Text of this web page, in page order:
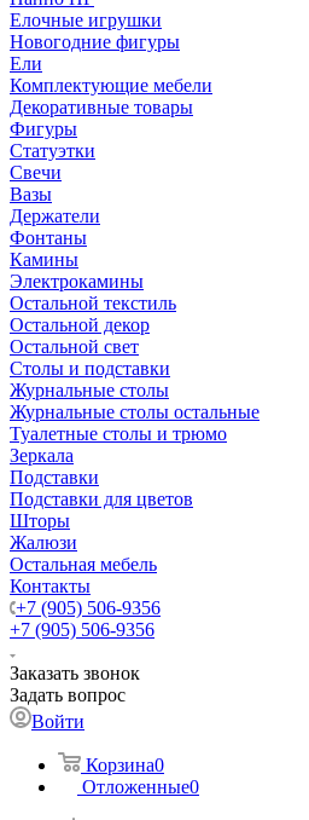
Елочные игрушки
Новогодние фигуры
Ели
Комплектующие мебели
Декоративные товары
Фигуры
Статуэтки
Свечи
Вазы
Держатели
Фонтаны
Камины
Электрокамины
Остальной текстиль
Остальной декор
Остальной свет
Столы и подставки
Журнальные столы
Журнальные столы остальные
Туалетные столы и трюмо
Зеркала
Подставки
Подставки для цветов
Шторы
Жалюзи
Остальная мебель
Контакты
+7 (905) 506-9356
+7 (905) 506-9356
Заказать звонок
Задать вопрос
Войти
Корзина0
Отложенные0